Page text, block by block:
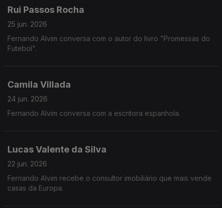
Rui Passos Rocha
25 jun. 2026
Fernando Alvim conversa com o autor do livro "Promessas do
Futebol".
Camila Villada
24 jun. 2026
Fernando Alvim conversa com a escritora espanhola.
Lucas Valente da Silva
22 jun. 2026
Fernando Alvim recebe o consultor imobiliário que mais vende
casas da Europa.